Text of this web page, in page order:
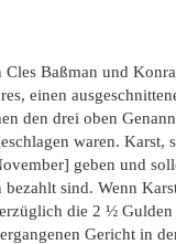
Baßman und
einen
den drei oben
waren.
geben und
sind. Wenn
die 2 ½
Gericht in